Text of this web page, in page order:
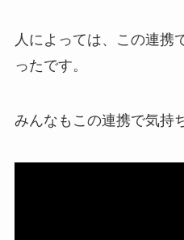
人によっては、この連携
ったです。
みんなもこの連携で気持